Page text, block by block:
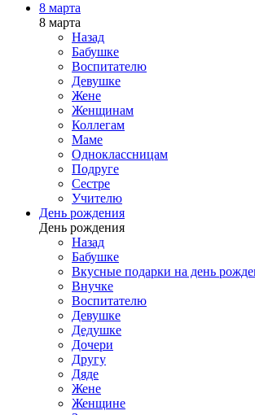
8 марта
8 марта
Назад
Бабушке
Воспитателю
Девушке
Жене
Женщинам
Коллегам
Маме
Одноклассницам
Подруге
Сестре
Учителю
День рождения
День рождения
Назад
Бабушке
Вкусные подарки на день
Внучке
Воспитателю
Девушке
Дедушке
Дочери
Другу
Дяде
Жене
Женщине